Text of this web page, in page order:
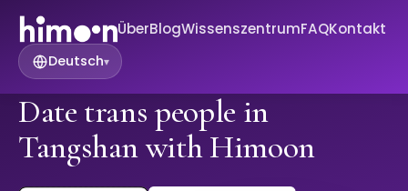
ÜberBlogWissenszentrumFAQKontakt
Deutsch▾
Date trans people in
Tangshan with Himoon